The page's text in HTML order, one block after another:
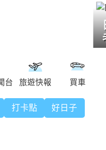
打卡點 好日子